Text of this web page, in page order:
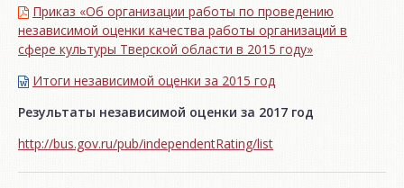
Приказ «Об организации работы по проведению
независимой оценки качества работы организаций в
сфере культуры Тверской области в 2015 году»
Итоги независимой oценки за 2015 год
Результаты независимой оценки за 2017 год
http://bus.gov.ru/pub/independentRating/list